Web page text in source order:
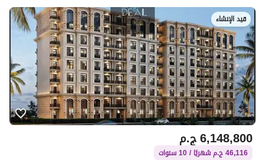
قيد الإنشاء
ج.م6,148,800
46,116 ج.م شهريًا / 10 سنوات